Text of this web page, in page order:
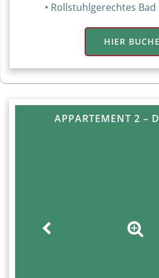
Rollstuhlgerechtes
HIER
APPARTEMENT 2 –